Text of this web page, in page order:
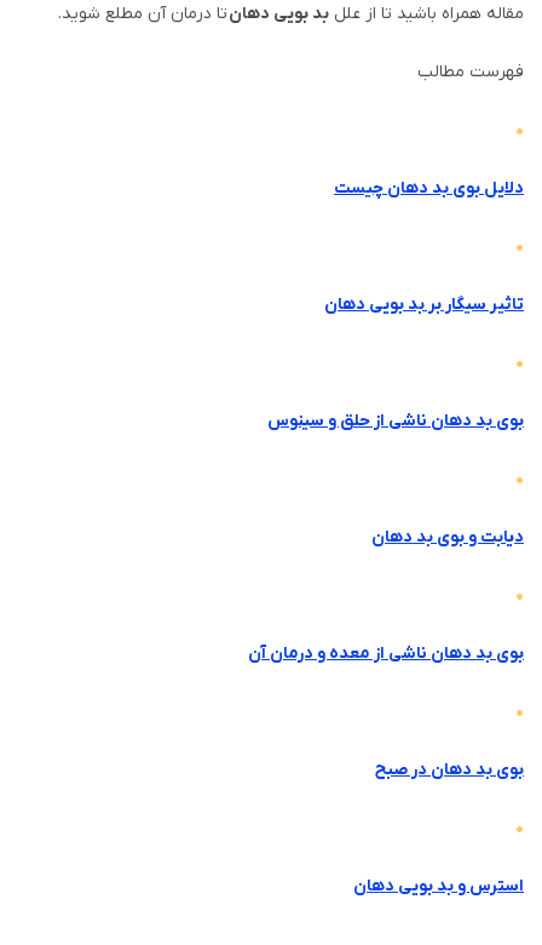
مقاله همراه باشید تا از علل بد بویی دهانتا درمان آن مطلع شوید.
فهرست مطالب
دلایل بوی بد دهان چیست
تاثیر سیگار بر بد بویی دهان
بوی بد دهان ناشی از حلق و سینوس
دیابت و بوی بد دهان
بوی بد دهان ناشی از معده و درمان آن
بوی بد دهان در صبح
استرس و بد بویی دهان